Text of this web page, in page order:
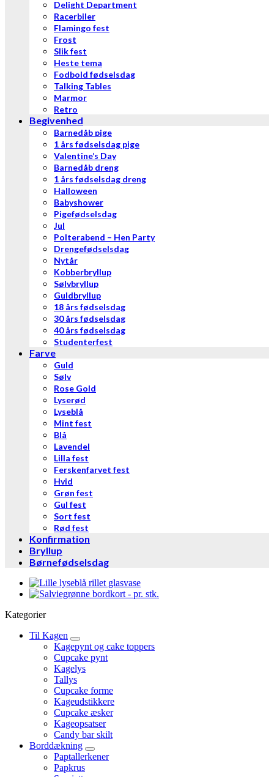
Delight Department
Racerbiler
Flamingo fest
Frost
Slik fest
Heste tema
Fodbold fødselsdag
Talking Tables
Marmor
Retro
Begivenhed
Barnedåb pige
1 års fødselsdag pige
Valentine’s Day
Barnedåb dreng
1 års fødselsdag dreng
Halloween
Babyshower
Pigefødselsdag
Jul
Polterabend – Hen Party
Drengefødselsdag
Nytår
Kobberbryllup
Sølvbryllup
Guldbryllup
18 års fødselsdag
30 års fødselsdag
40 års fødselsdag
Studenterfest
Farve
Guld
Sølv
Rose Gold
Lyserød
Lyseblå
Mint fest
Blå
Lavendel
Lilla fest
Ferskenfarvet fest
Hvid
Grøn fest
Gul fest
Sort fest
Rød fest
Konfirmation
Bryllup
Børnefødselsdag
Kategorier
Til Kagen
Kagepynt og cake toppers
Cupcake pynt
Kagelys
Tallys
Cupcake forme
Kageudstikkere
Cupcake æsker
Kageopsatser
Candy bar skilt
Borddækning
Paptallerkener
Papkrus